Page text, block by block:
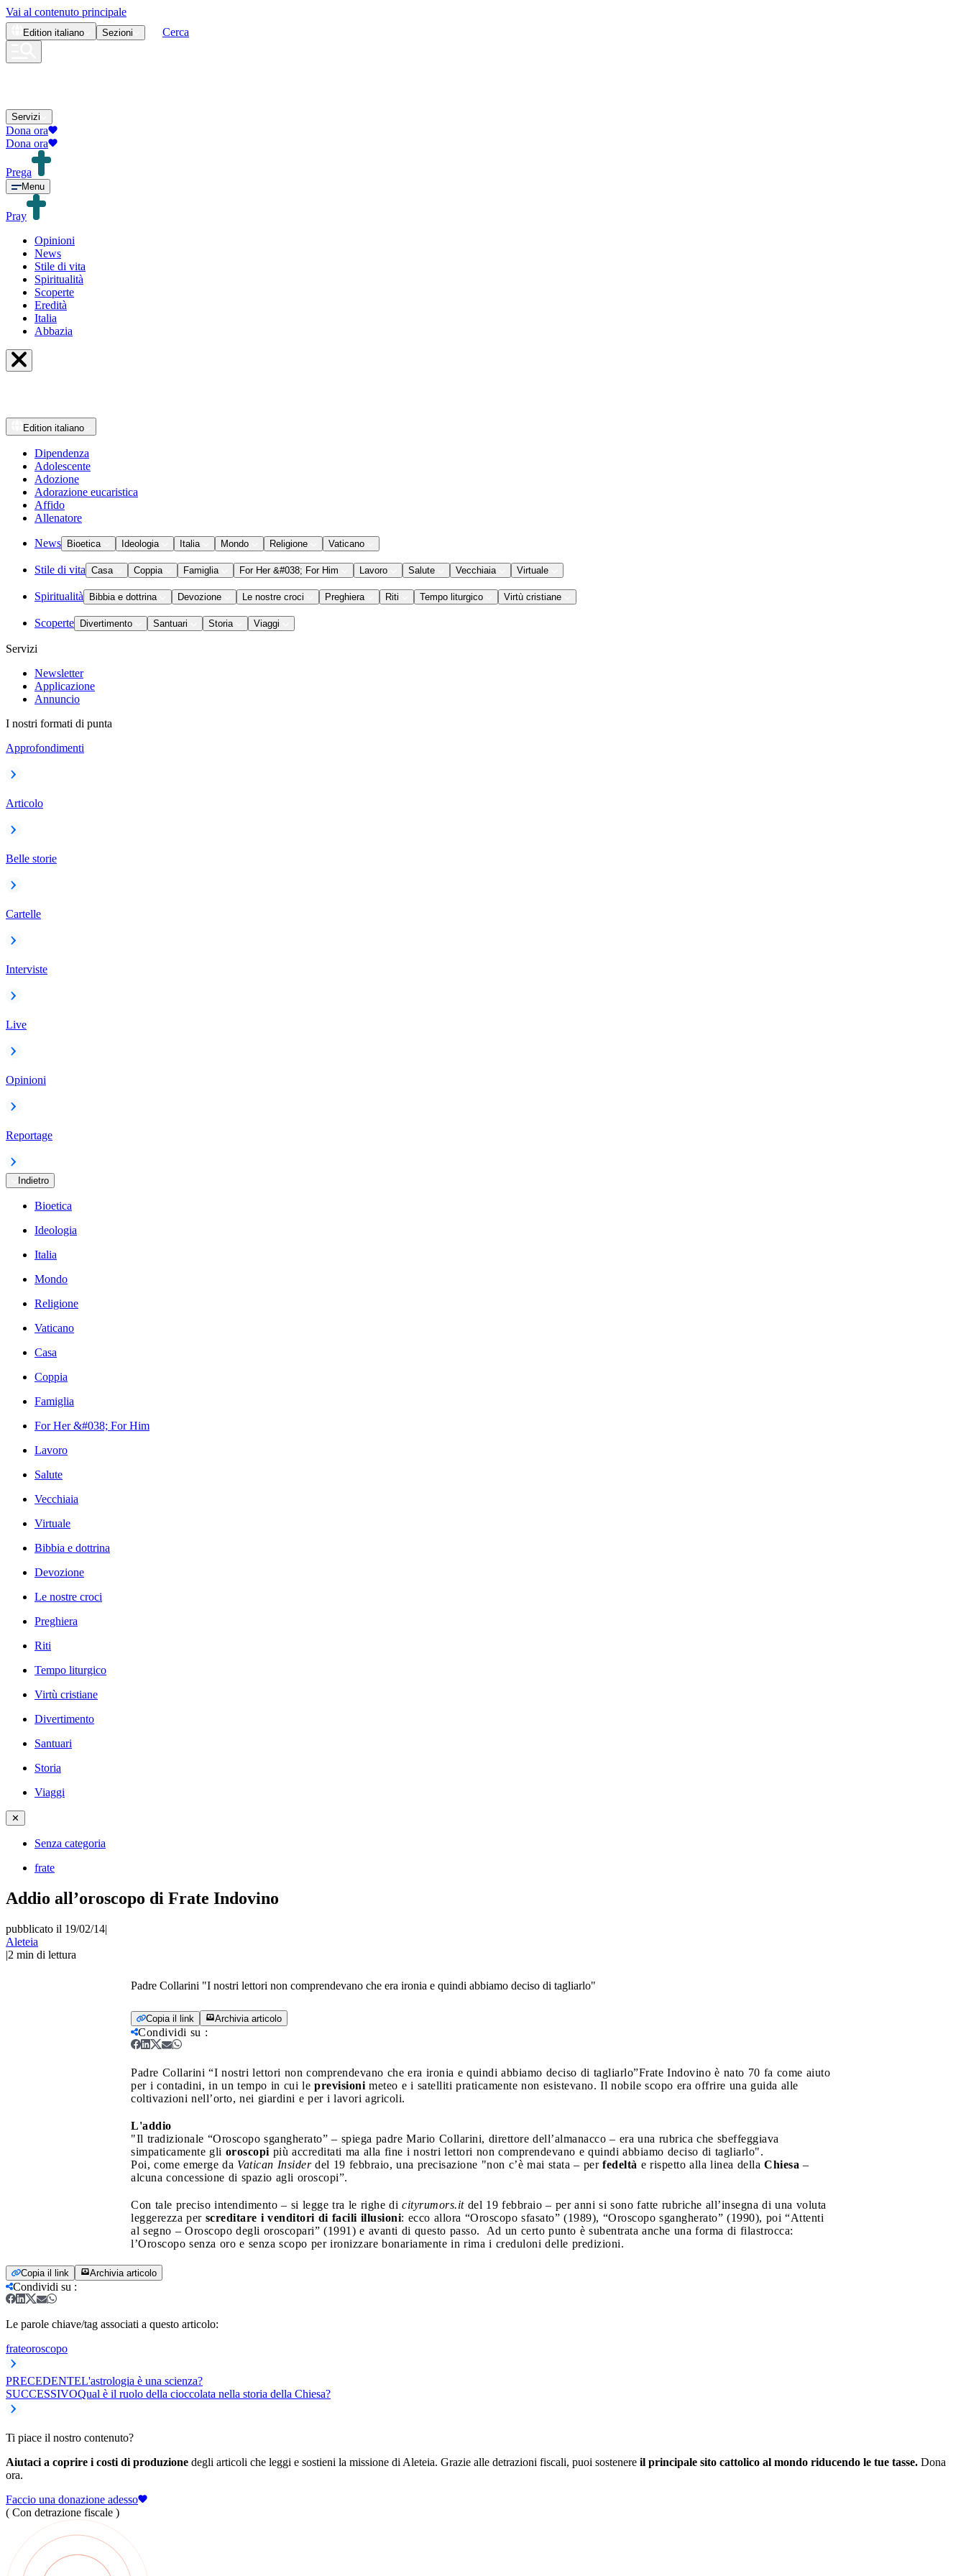
Vai al contenuto principale
Edition italiano Sezioni Cerca
Servizi
Dona ora
Dona ora
Prega
Menu
Pray
Opinioni
News
Stile di vita
Spiritualità
Scoperte
Eredità
Italia
Abbazia
Edition italiano
Dipendenza
Adolescente
Adozione
Adorazione eucaristica
Affido
Allenatore
News Bioetica Ideologia Italia Mondo Religione Vaticano
Stile di vita Casa Coppia Famiglia For Her &#038; For Him Lavoro Salute Vecchiaia Virtuale
Spiritualità Bibbia e dottrina Devozione Le nostre croci Preghiera Riti Tempo liturgico Virtù cristiane
Scoperte Divertimento Santuari Storia Viaggi
Servizi
Newsletter
Applicazione
Annuncio
I nostri formati di punta
Approfondimenti
Articolo
Belle storie
Cartelle
Interviste
Live
Opinioni
Reportage
Indietro
Bioetica
Ideologia
Italia
Mondo
Religione
Vaticano
Casa
Coppia
Famiglia
For Her &#038; For Him
Lavoro
Salute
Vecchiaia
Virtuale
Bibbia e dottrina
Devozione
Le nostre croci
Preghiera
Riti
Tempo liturgico
Virtù cristiane
Divertimento
Santuari
Storia
Viaggi
✕
Senza categoria
frate
Addio all’oroscopo di Frate Indovino
pubblicato il 19/02/14|
Aleteia
|2 min di lettura
Padre Collarini "I nostri lettori non comprendevano che era ironia e quindi abbiamo deciso di tagliarlo"
Copia il link Archivia articolo
Condividi su :
Padre Collarini “I nostri lettori non comprendevano che era ironia e quindi abbiamo deciso di tagliarlo”Frate Indovino è nato 70 fa come aiuto
per i contadini, in un tempo in cui le previsioni meteo e i satelliti praticamente non esistevano. Il nobile scopo era offrire una guida alle
coltivazioni nell’orto, nei giardini e per i lavori agricoli.
L'addio
"Il tradizionale “Oroscopo sgangherato” – spiega padre Mario Collarini, direttore dell’almanacco – era una rubrica che sbeffeggiava
simpaticamente gli oroscopi più accreditati ma alla fine i nostri lettori non comprendevano e quindi abbiamo deciso di tagliarlo".
Poi, come emerge da Vatican Insiderdel 19 febbraio, una precisazione "non c’è mai stata – per fedeltà e rispetto alla linea della Chiesa –
alcuna concessione di spazio agli oroscopi”.
Con tale preciso intendimento – si legge tra le righe di cityrumors.it del 19 febbraio – per anni si sono fatte rubriche all’insegna di una voluta
leggerezza per screditare i venditori di facili illusioni: ecco allora “Oroscopo sfasato” (1989), “Oroscopo sgangherato” (1990), poi “Attenti
al segno – Oroscopo degli oroscopari” (1991) e avanti di questo passo. Ad un certo punto è subentrata anche una forma di filastrocca:
l’Oroscopo senza oro e senza scopo per ironizzare bonariamente in rima i creduloni delle predizioni.
Copia il link Archivia articolo
Condividi su :
Le parole chiave/tag associati a questo articolo:
frateoroscopo
PRECEDENTEL'astrologia è una scienza?
SUCCESSIVOQual è il ruolo della cioccolata nella storia della Chiesa?
Ti piace il nostro contenuto?
Aiutaci a coprire i costi di produzione degli articoli che leggi e sostieni la missione di Aleteia. Grazie alle detrazioni fiscali, puoi sostenere il principale sito cattolico al mondo riducendo le tue tasse. Dona
ora.
Faccio una donazione adesso
( Con detrazione fiscale )